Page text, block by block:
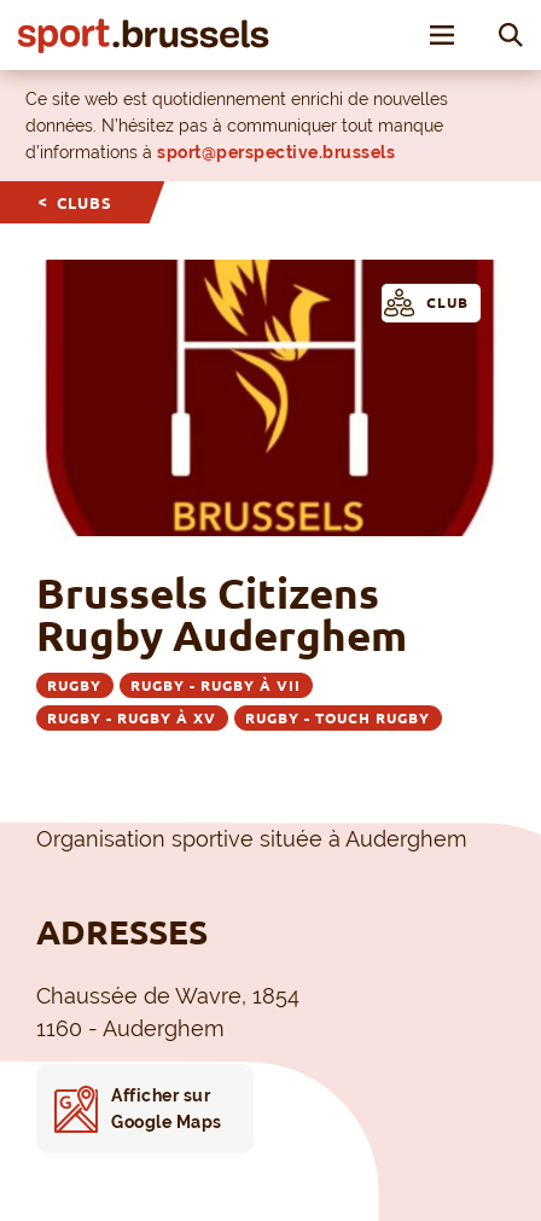
Toggle
Ce site web est quotidiennement enrichi de nouvelles
données. N’hésitez pas à communiquer tout manque
d’informations à sport@perspective.brussels
CLUBS
CLUB
Brussels Citizens
Rugby Auderghem
RUGBY RUGBY - RUGBY À VII
RUGBY - RUGBY À XV RUGBY - TOUCH RUGBY
Organisation sportive située à Auderghem
ADRESSES
Chaussée de Wavre, 1854
1160 - Auderghem
Afficher sur
Google Maps